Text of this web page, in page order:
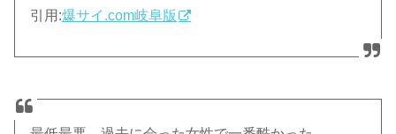
引用:爆サイ.com岐阜版